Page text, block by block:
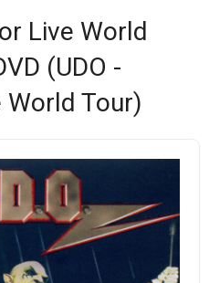
Live World
(UDO -
Tour)